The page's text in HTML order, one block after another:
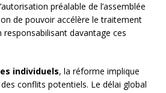
préalable de l’assemblée
de pouvoir accélère le traitement
davantage ces
individuels, la réforme implique
conflits potentiels. Le délai global